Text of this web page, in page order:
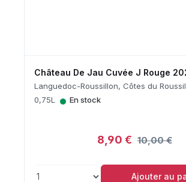
Château De Jau Cuvée J Rouge
Languedoc-Roussillon, Côtes du
0,75L
• En stock
8,90 € 10,00 €
Ajouter au